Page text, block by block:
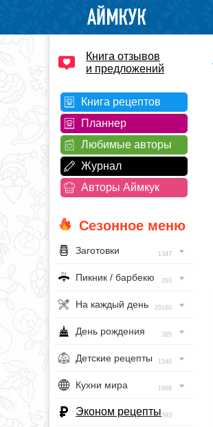
Книга отзывов
и предложений
Книга рецептов
Планнер
Любимые авторы
Журнал
Авторы Аймкук
Сезонное меню
Заготовки 1347
Пикник / барбекю 293
На каждый день 20160
День рождения 385
Детские рецепты 1548
Кухни мира 1968
Эконом рецепты393